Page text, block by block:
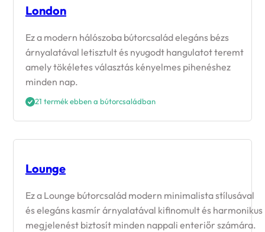
London
Ez a modern hálószoba bútorcsalád elegáns bézs
árnyalatával letisztult és nyugodt hangulatot teremt
amely tökéletes választás kényelmes pihenéshez
minden nap.
21 termék ebben a bútorcsaládban
Lounge
Ez a Lounge bútorcsalád modern minimalista stílusával
és elegáns kasmír árnyalatával kifinomult és harmonikus
megjelenést biztosít minden nappali enteriőr számára.